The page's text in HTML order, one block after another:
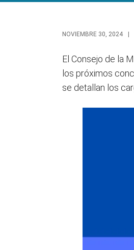
NOVIEMBRE 30, 2024
El Consejo de la
los próximos
se detallan los